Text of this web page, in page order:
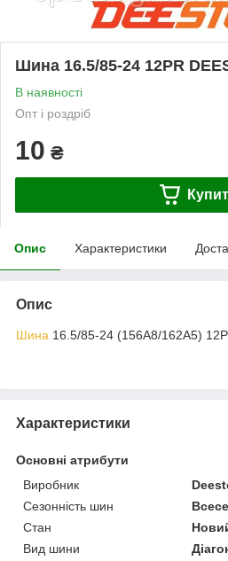
Шина 16.5/85-24 12PR
В наявності
Опт і роздріб
10 ₴
Опис Характеристики
Опис
Шина 16.5/85-24 (156A8/162A5)
Характеристики
Основні атрибути
Виробник
Сезонність шин
Стан
Вид шини